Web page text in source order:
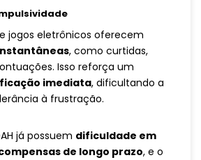
jogos eletrônicos oferecem
, como curtidas,
Isso reforça um
imediata, dificultando a
à frustração.
já possuem dificuldade em
de longo prazo, e o